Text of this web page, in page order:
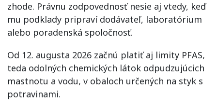
zhode. Právnu zodpovednosť nesie aj vtedy, keď
mu podklady pripraví dodávateľ, laboratórium
alebo poradenská spoločnosť.
Od 12. augusta 2026 začnú platiť aj limity PFAS,
teda odolných chemických látok odpudzujúcich
mastnotu a vodu, v obaloch určených na styk s
potravinami.